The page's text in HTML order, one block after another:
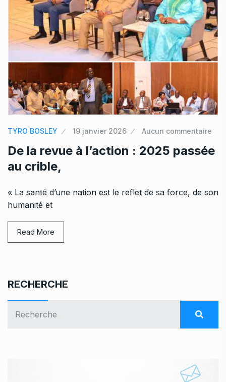
TYRO BOSLEY 19 janvier 2026 Aucun commentaire
De la revue à l’action : 2025 passée
au crible,
« La santé d’une nation est le reflet de sa force, de son
humanité et
Read More
RECHERCHE